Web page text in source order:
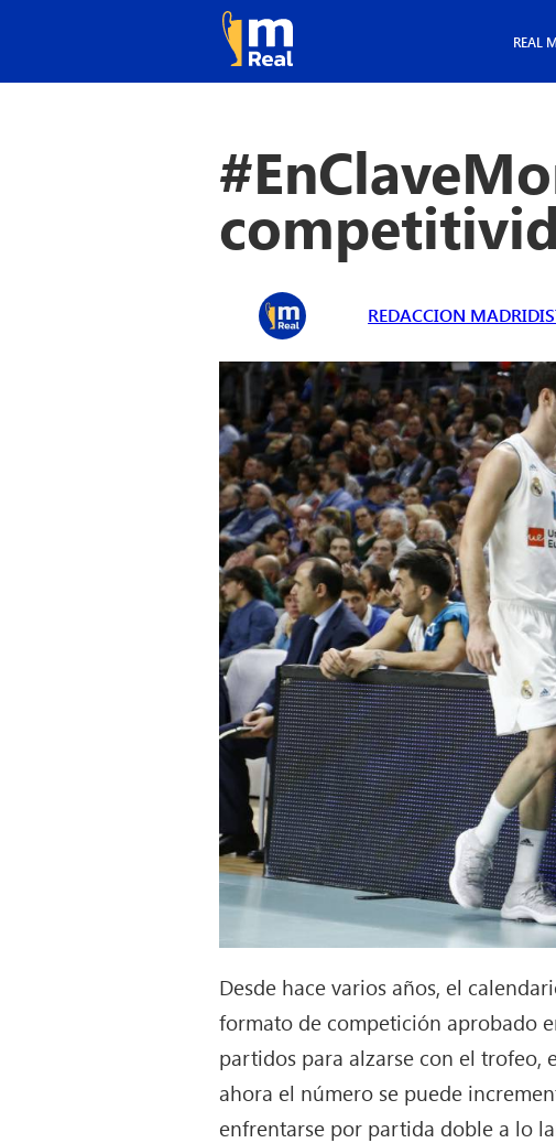
REAL
REDACCION
Desde hace varios años, el
formato de competición aprobado
partidos para alzarse con el trofeo,
ahora el número se puede
enfrentarse por partida doble a lo